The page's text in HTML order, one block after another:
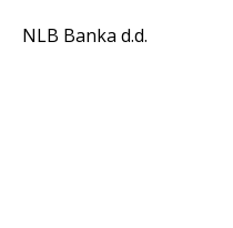
NLB Banka d.d.